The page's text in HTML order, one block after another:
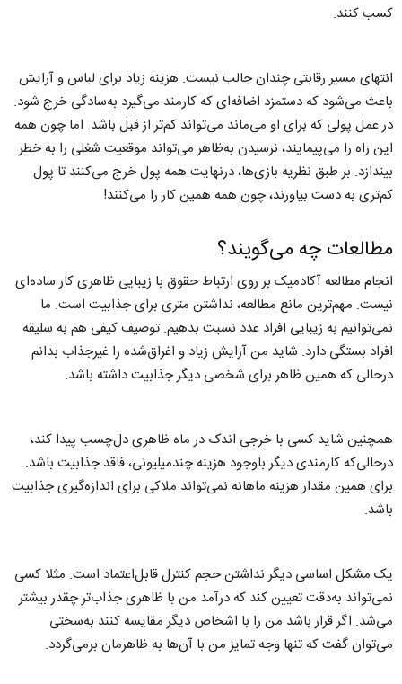
کسب کنند.
انتهای مسیر رقابتی چندان جالب نیست. هزینه زیاد برای لباس و آرایش
باعث می‌شود که دستمزد اضافه‌ای که کارمند می‌گیرد به‌سادگی خرج شود.
در عمل پولی که برای او می‌ماند می‌تواند کم‌تر از قبل باشد. اما چون همه
این راه را می‌پیمایند، نرسیدن به‌ظاهر می‌تواند موقعیت شغلی را به خطر
بیندازد. بر طبق نظریه بازی‌ها، درنهایت همه پول خرج می‌کنند تا پول
کم‌تری به دست بیاورند، چون همه همین کار را می‌کنند!
مطالعات چه می‌گویند؟
انجام مطالعه آکادمیک بر روی ارتباط حقوق با زیبایی ظاهری کار ساده‌ای
نیست. مهم‌ترین مانع مطالعه، نداشتن متری برای جذابیت است. ما
نمی‌توانیم به زیبایی افراد عدد نسبت بدهیم. توصیف کیفی هم به سلیقه
افراد بستگی دارد. شاید من آرایش زیاد و اغراق‌شده را غیرجذاب بدانم
درحالی که همین ظاهر برای شخصی دیگر جذابیت داشته باشد.
همچنین شاید کسی با خرجی اندک در ماه ظاهری دل‌چسب پیدا کند،
درحالی‌که کارمندی دیگر باوجود هزینه چندمیلیونی، فاقد جذابیت باشد.
برای همین مقدار هزینه ماهانه نمی‌تواند ملاکی برای اندازه‌گیری جذابیت
باشد.
یک مشکل اساسی دیگر نداشتن حجم کنترل قابل‌اعتماد است. مثلا کسی
نمی‌تواند به‌دقت تعیین کند که درآمد من با ظاهری جذاب‌تر چقدر بیشتر
می‌شد. اگر قرار باشد من را با اشخاص دیگر مقایسه کنند به‌سختی
می‌توان گفت که تنها وجه تمایز من با آن‌ها به ظاهرمان برمی‌گردد.